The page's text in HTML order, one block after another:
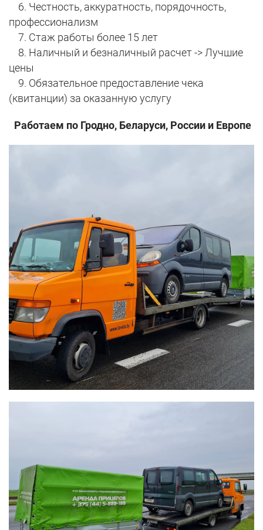
6. Честность, аккуратность, порядочность,
профессионализм
7. Стаж работы более 15 лет
8. Наличный и безналичный расчет -> Лучшие
цены
9. Обязательное предоставление чека
(квитанции) за оказанную услугу
Работаем по Гродно, Беларуси, России и Европе